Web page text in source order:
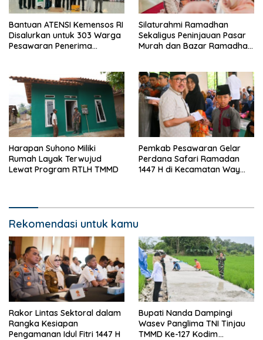
Bantuan ATENSI Kemensos RI
Disalurkan untuk 303 Warga
Pesawaran Penerima
Silaturahmi Ramadhan
Sekaligus Peninjauan Pasar
Murah dan Bazar Ramadhan
Harapan Suhono Miliki
Rumah Layak Terwujud
Lewat Program RTLH TMMD
Pemkab Pesawaran Gelar
Perdana Safari Ramadan
1447 H di Kecamatan Way
Rekomendasi untuk kamu
Rakor Lintas Sektoral dalam
Rangka Kesiapan
Pengamanan Idul Fitri 1447 H
Bupati Nanda Dampingi
Wasev Panglima TNI Tinjau
TMMD Ke-127 Kodim